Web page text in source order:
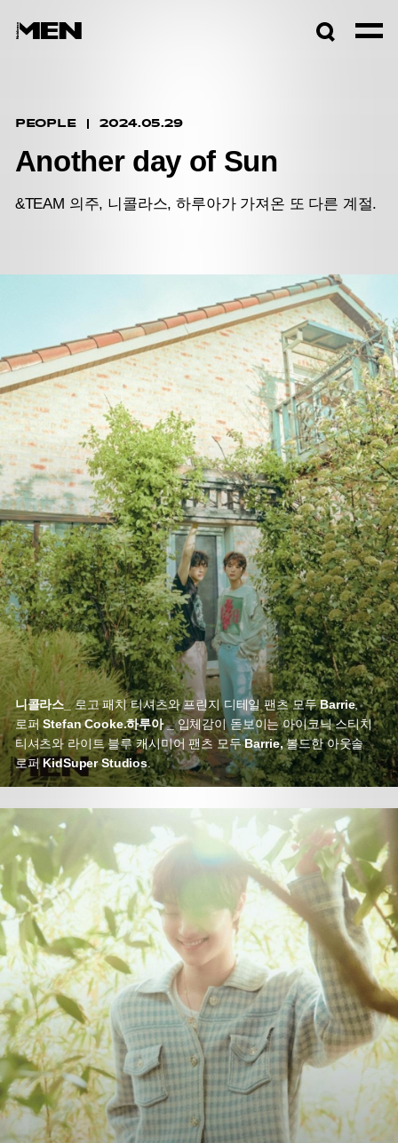
PEOPLE 2024.05.29
Another day of Sun
&TEAM 의주, 니콜라스, 하루아가 가져온 또 다른 계절.
니콜라스_로고 패치 티셔츠와 프린지 디테일 팬츠 모두Barrie,
로퍼Stefan Cooke.하루아 _입체감이 돋보이는 아이코닉 스티치
티셔츠와 라이트 블루 캐시미어 팬츠 모두Barrie,볼드한 아웃솔
로퍼 KidSuper Studios.